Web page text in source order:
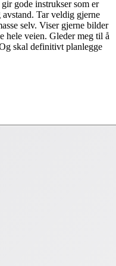
gode instrukser som er
Tar veldig gjerne
selv. Viser gjerne bilder
hele veien. Gleder meg til å
skal definitivt planlegge